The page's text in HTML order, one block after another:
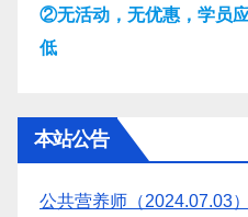
②无活动，无优惠，学员
低
本站公告
公共营养师（2024.07.03）